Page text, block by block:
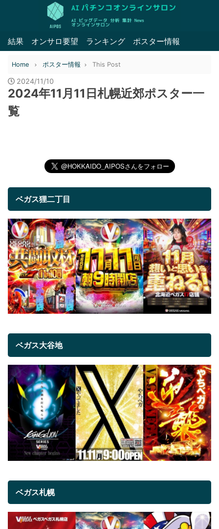
結果 オンサロ要望 ランキング ポスター情報
Home ポスター情報 This Post
2024/11/10
2024年11月11日札幌近郊ポスター一
覧
ベガス狸二丁目
ベガス大谷地
ベガス札幌